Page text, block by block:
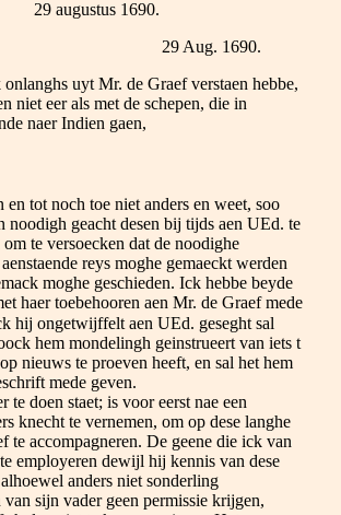
29 augustus 1690.
29 Aug. 1690.
uyt Mr. de Graef verstaen hebbe,
niet eer als met de schepen, die in
naer Indien gaen,
en tot noch toe niet anders en weet, soo
noodigh geacht desen bij tijds aen UEd. te
te versoecken dat de noodighe
reys moghe gemaeckt werden
moghe geschieden. Ick hebbe beyde
haer toebehooren aen Mr. de Graef mede
hij ongetwijffelt aen UEd. geseght sal
hem mondelingh geinstrueert van iets t
nieuws te proeven heeft, en sal het hem
mede geven.
te doen staet; is voor eerst nae een
knecht te vernemen, om op dese langhe
te accompagneren. De geene die ick van
employeren dewijl hij kennis van dese
anders niet sonderling
sijn vader geen permissie krijgen,